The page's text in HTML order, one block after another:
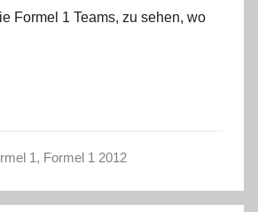
Formel 1 Teams, zu sehen, wo
1, Formel 1 2012